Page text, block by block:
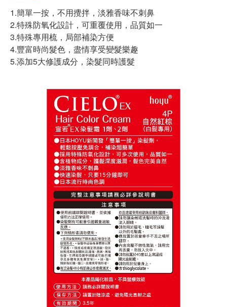
1.簡單一按，不用攪拌，淡雅香味不刺鼻
2.特殊防氧化設計，可重覆使用，品質如一
3.特殊專用梳，局部補染方便
4.豐富時尚髮色，盡情享受變髮樂趣
5.添加5大修護成分，染髮同時護髮